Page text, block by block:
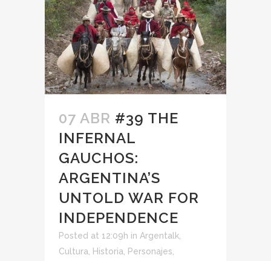
07 ABR #39 THE
INFERNAL
GAUCHOS:
ARGENTINA’S
UNTOLD WAR FOR
INDEPENDENCE
Posted at 12:09h in Argentalk
Cultura
Historia Personajes